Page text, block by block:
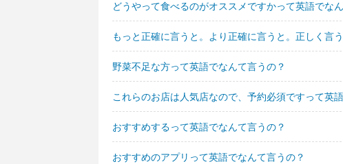
どうやって食べるのがオススメですかって英語でな
もっと正確に言うと。より正確に言うと。正しく言
野菜不足な方って英語でなんて言うの？
これらのお店は人気店なので、予約必須ですって英
おすすめするって英語でなんて言うの？
おすすめのアプリって英語でなんて言うの？